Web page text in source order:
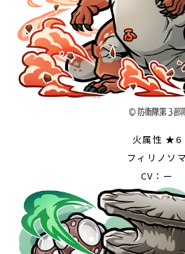
火属性 ★6
フィリノソマ
CV：ー